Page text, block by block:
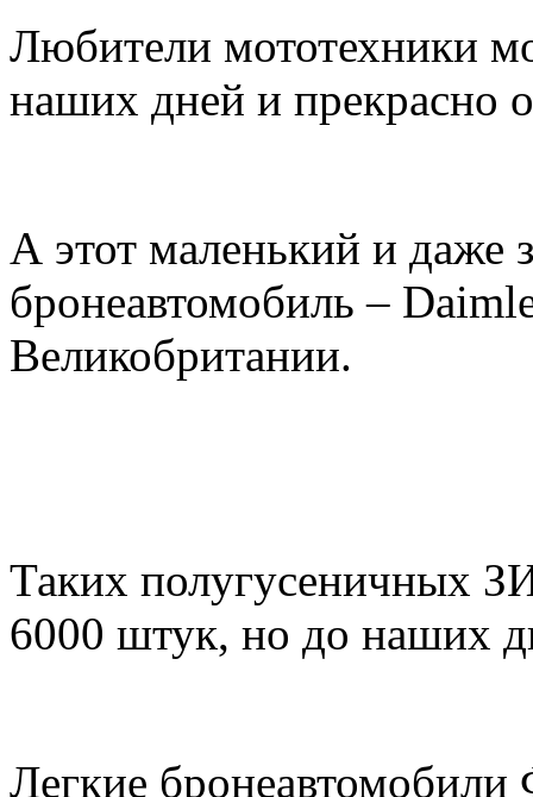
Любители мототехники
наших дней и прекрасно
А этот маленький и даже
бронеавтомобиль –
Великобритании.
Таких полугусеничных
6000 штук, но до наших
Легкие